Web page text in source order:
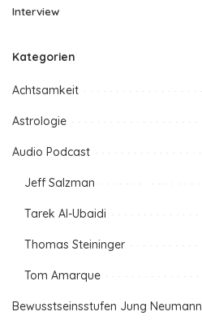
Interview
Kategorien
Achtsamkeit
Astrologie
Audio Podcast
Jeff Salzman
Tarek Al-Ubaidi
Thomas Steininger
Tom Amarque
Bewusstseinsstufen Jung Neumann